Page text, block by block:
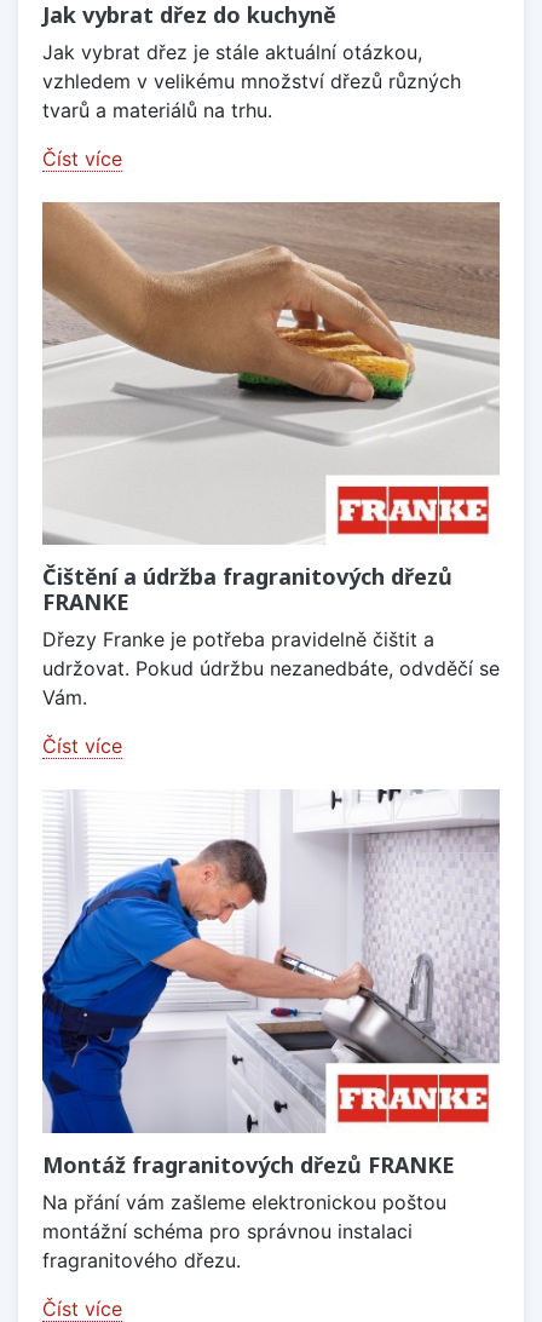
Jak vybrat dřez do kuchyně
Jak vybrat dřez je stále aktuální otázkou,
vzhledem v velikému množství dřezů různých
tvarů a materiálů na trhu.
Číst více
Čištění a údržba fragranitových dřezů
FRANKE
Dřezy Franke je potřeba pravidelně čištit a
udržovat. Pokud údržbu nezanedbáte, odvděčí se
Vám.
Číst více
Montáž fragranitových dřezů FRANKE
Na přání vám zašleme elektronickou poštou
montážní schéma pro správnou instalaci
fragranitového dřezu.
Číst více